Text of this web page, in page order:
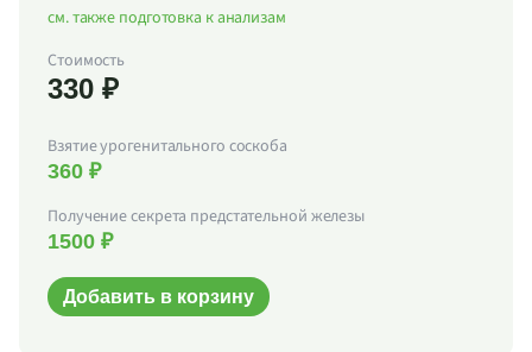
см. также подготовка к анализам
Стоимость
330 ₽
Взятие урогенитального соскоба
360 ₽
Получение секрета предстательной железы
1500 ₽
Добавить в корзину